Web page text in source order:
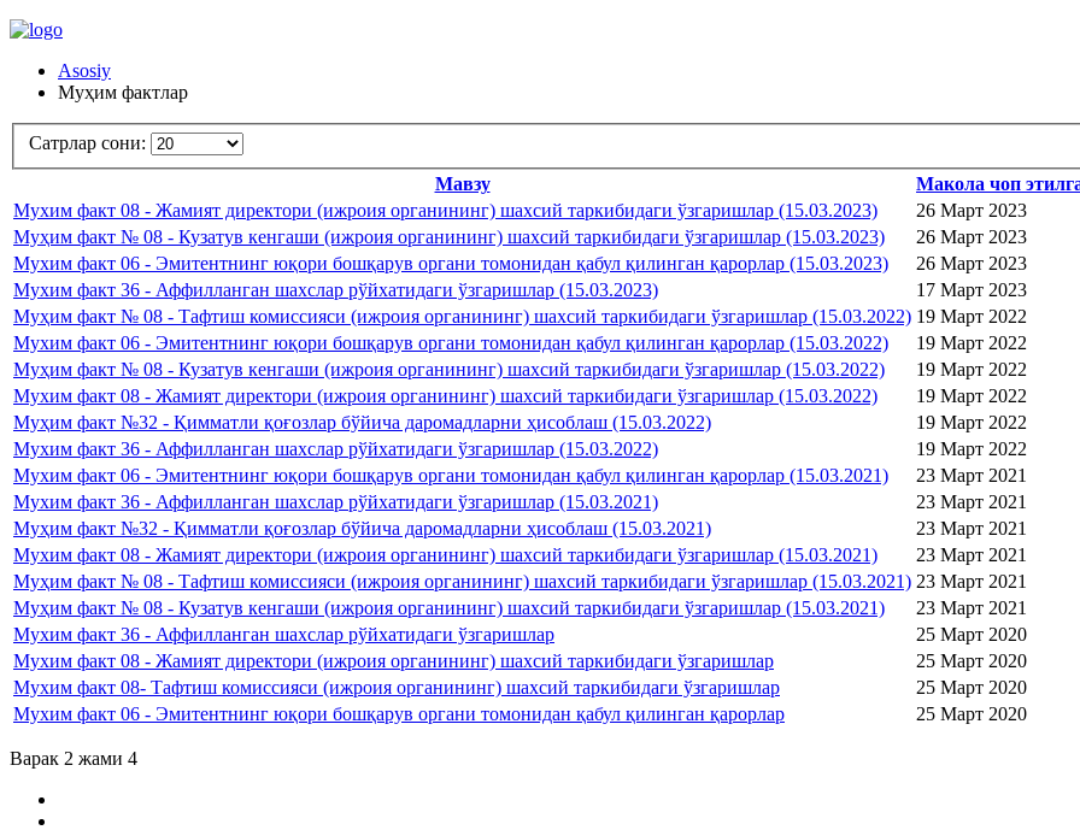
Asosiy
Муҳим фактлар
Сатрлар сони:
Мавзу
Макола чоп
Мухим факт 08 - Жамият директори (ижроия органининг) шахсий таркибидаги ўзгаришлар (15.03.2023)
26 Март 2023
Муҳим факт № 08 - Кузатув кенгаши (ижроия органининг) шахсий таркибидаги ўзгаришлар (15.03.2023)
26 Март 2023
Мухим факт 06 - Эмитентнинг юқори бошқарув органи томонидан қабул қилинган қарорлар (15.03.2023)
26 Март 2023
Мухим факт 36 - Аффилланган шахслар рўйхатидаги ўзгаришлар (15.03.2023)
17 Март 2023
Муҳим факт № 08 - Тафтиш комиссияси (ижроия органининг) шахсий таркибидаги ўзгаришлар (15.03.2022) 19 Март 2022
Мухим факт 06 - Эмитентнинг юқори бошқарув органи томонидан қабул қилинган қарорлар (15.03.2022)
19 Март 2022
Муҳим факт № 08 - Кузатув кенгаши (ижроия органининг) шахсий таркибидаги ўзгаришлар (15.03.2022)
19 Март 2022
Мухим факт 08 - Жамият директори (ижроия органининг) шахсий таркибидаги ўзгаришлар (15.03.2022)
19 Март 2022
Муҳим факт №32 - Қимматли қоғозлар бўйича даромадларни ҳисоблаш (15.03.2022)
19 Март 2022
Мухим факт 36 - Аффилланган шахслар рўйхатидаги ўзгаришлар (15.03.2022)
19 Март 2022
Мухим факт 06 - Эмитентнинг юқори бошқарув органи томонидан қабул қилинган қарорлар (15.03.2021)
23 Март 2021
Мухим факт 36 - Аффилланган шахслар рўйхатидаги ўзгаришлар (15.03.2021)
23 Март 2021
Муҳим факт №32 - Қимматли қоғозлар бўйича даромадларни ҳисоблаш (15.03.2021)
23 Март 2021
Мухим факт 08 - Жамият директори (ижроия органининг) шахсий таркибидаги ўзгаришлар (15.03.2021)
23 Март 2021
Муҳим факт № 08 - Тафтиш комиссияси (ижроия органининг) шахсий таркибидаги ўзгаришлар (15.03.2021) 23 Март 2021
Муҳим факт № 08 - Кузатув кенгаши (ижроия органининг) шахсий таркибидаги ўзгаришлар (15.03.2021)
23 Март 2021
Мухим факт 36 - Аффилланган шахслар рўйхатидаги ўзгаришлар
25 Март 2020
Мухим факт 08 - Жамият директори (ижроия органининг) шахсий таркибидаги ўзгаришлар
25 Март 2020
Мухим факт 08- Тафтиш комиссияси (ижроия органининг) шахсий таркибидаги ўзгаришлар
25 Март 2020
Мухим факт 06 - Эмитентнинг юқори бошқарув органи томонидан қабул қилинган қарорлар
25 Март 2020
Варак 2 жами 4